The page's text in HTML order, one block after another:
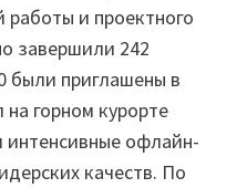
и проектного
завершили 242
были приглашены в
горном курорте
офлайн-
качеств. По